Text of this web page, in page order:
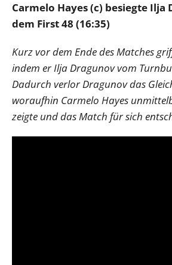
Carmelo Hayes (c) besiegte Ilja
dem First 48 (16:35)
Kurz vor dem Ende des Matches
indem er Ilja Dragunov vom
Dadurch verlor Dragunov das
woraufhin Carmelo Hayes
zeigte und das Match für sich